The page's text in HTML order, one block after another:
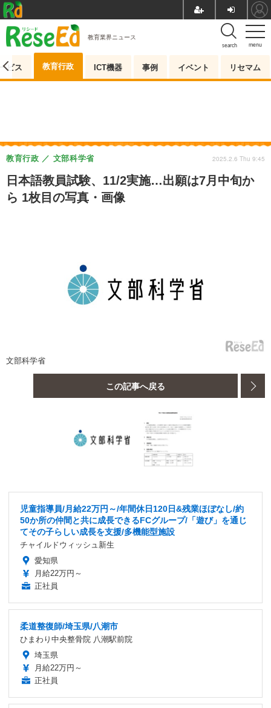
menu
search
教育業界ニュース
ビス 教育行政 ICT機器 事例 イベント リセマム
日本語教員試験、11/2実施…出願は7月中旬か
ら 1枚目の写真・画像
教育行政 文部科学省 2025.2.6 Thu 9:45
文部科学省
この記事へ戻る
児童指導員/月給22万円～/年間休日120日&残業ほぼなし/約
50か所の仲間と共に成長できるFCグループ/「遊び」を通じ
てその子らしい成長を支援/多機能型施設
チャイルドウィッシュ新生
愛知県
月給22万円～
正社員
柔道整復師/埼玉県/八潮市
ひまわり中央整骨院 八潮駅前院
埼玉県
月給22万円～
正社員